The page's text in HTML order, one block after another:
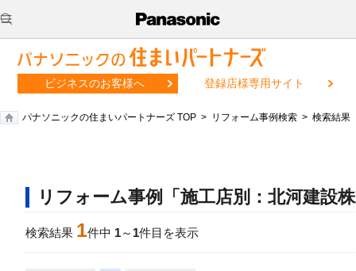
ビジネスのお客様へ 登録店様専用サイト
パナソニックの住まいパートナーズ TOP リフォーム事例検索 検索結果
リフォーム事例「施工店別：北河建設
検索結果 1件中 1～ 1件目を表示